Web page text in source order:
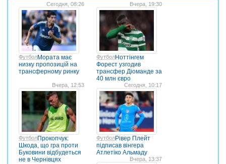
Сегодня, 08:26
ФутболМората має
низку пропозицій на
трансферному ринку
Вчера, 19:30
ФутболНоттінгем
Форест узгодив
трансфер Діоманде за
40 млн євро
Вчера, 12:53
ФутболПрокопчук:
Шкода, що гра проти
Буковини відбудеться
не в Чернівцях
Сегодня, 10:17
ФутболРівер Плейт
підписав вінгера
Атлетіко Альмаду
Вчера, 13:37